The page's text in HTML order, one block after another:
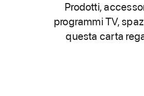
Prodotti,
programmi TV,
questa carta